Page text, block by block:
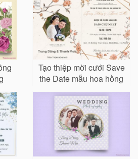
Tạo thiệp mời cưới Save
the Date mẫu hoa hồng
cực đẹp